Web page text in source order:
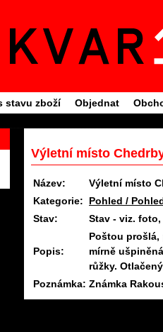
stavu zboží Objednat
Výletní místo
Název:
Výletní místo
Kategorie:
Pohled /
Stav:
Stav - viz.
Popis:
Poštou prošlá,
mírně
růžky.
Poznámka: Známka